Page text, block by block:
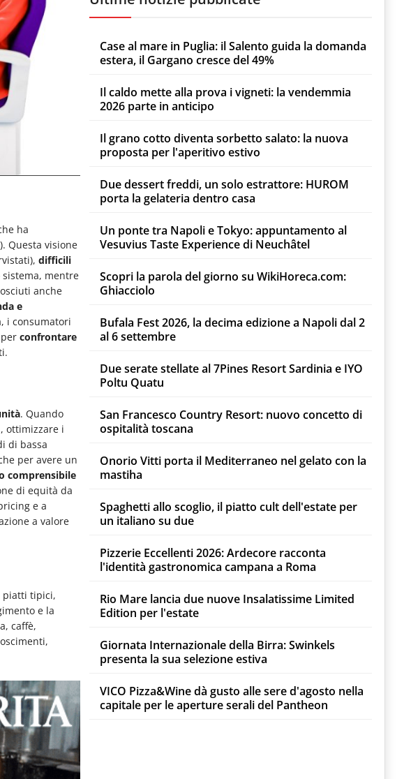
ha
Questa visione
difficili
mentre
anche
e
i consumatori
confrontare
. Quando
ottimizzare i
di bassa
per avere un
comprensibile
di equità da
e a
a valore
piatti tipici,
e la
caffè,
Case al mare in Puglia: il Salento guida la domanda
estera, il Gargano cresce del 49%
Il caldo mette alla prova i vigneti: la vendemmia
2026 parte in anticipo
Il grano cotto diventa sorbetto salato: la nuova
proposta per l'aperitivo estivo
Due dessert freddi, un solo estrattore: HUROM
porta la gelateria dentro casa
Un ponte tra Napoli e Tokyo: appuntamento al
Vesuvius Taste Experience di Neuchâtel
Scopri la parola del giorno su WikiHoreca.com:
Ghiacciolo
Bufala Fest 2026, la decima edizione a Napoli dal 2
al 6 settembre
Due serate stellate al 7Pines Resort Sardinia e IYO
Poltu Quatu
San Francesco Country Resort: nuovo concetto di
ospitalità toscana
Onorio Vitti porta il Mediterraneo nel gelato con la
mastiha
Spaghetti allo scoglio, il piatto cult dell'estate per
un italiano su due
Pizzerie Eccellenti 2026: Ardecore racconta
l'identità gastronomica campana a Roma
Rio Mare lancia due nuove Insalatissime Limited
Edition per l'estate
Giornata Internazionale della Birra: Swinkels
presenta la sua selezione estiva
VICO Pizza&Wine dà gusto alle sere d'agosto nella
capitale per le aperture serali del Pantheon